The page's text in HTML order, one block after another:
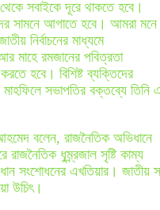
সবাইকে দূরে থাকতে হবে।
সামনে আগাতে হবে। আমরা মনে
নির্বাচনের মাধ্যমে
মাহে রমজানের পবিত্রতা
হবে। বিশিষ্ট ব্যক্তিদের
সভাপতির বক্তব্যে তিনি
বলেন, রাজনৈতিক অভিধানে
ধুম্র্রজাল সৃষ্টি কাম্য
সংশোধনের এখতিয়ার। জাতীয়
উচিৎ।